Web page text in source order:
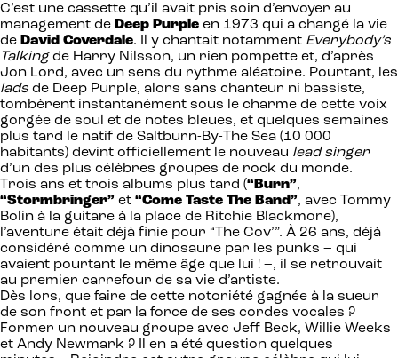
C’est une cassette qu’il avait pris soin d’envoyer au
management de Deep Purple en 1973 qui a changé la vie
de David Coverdale. Il y chantait notamment Everybody’s
Talkingde Harry Nilsson, un rien pompette et, d’après
Jon Lord, avec un sens du rythme aléatoire. Pourtant, les
lads de Deep Purple, alors sans chanteur ni bassiste,
tombèrent instantanément sous le charme de cette voix
gorgée de soul et de notes bleues, et quelques semaines
plus tard le natif de Saltburn-By-The Sea (10 000
habitants) devint officiellement le nouveau lead singer
d’un des plus célèbres groupes de rock du monde.
Trois ans et trois albums plus tard (“Burn”,
“Stormbringer” et “Come Taste The Band”, avec Tommy
Bolin à la guitare à la place de Ritchie Blackmore),
l’aventure était déjà finie pour “The Cov’”. À 26 ans, déjà
considéré comme un dinosaure par les punks – qui
avaient pourtant le même âge que lui ! –, il se retrouvait
au premier carrefour de sa vie d’artiste.
Dès lors, que faire de cette notoriété gagnée à la sueur
de son front et par la force de ses cordes vocales ?
Former un nouveau groupe avec Jeff Beck, Willie Weeks
et Andy Newmark ? Il en a été question quelques